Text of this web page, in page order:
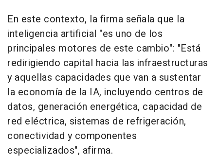
En este contexto, la firma señala que la
inteligencia artificial "es uno de los
principales motores de este cambio": "Está
redirigiendo capital hacia las infraestructuras
y aquellas capacidades que van a sustentar
la economía de la IA, incluyendo centros de
datos, generación energética, capacidad de
red eléctrica, sistemas de refrigeración,
conectividad y componentes
especializados", afirma.